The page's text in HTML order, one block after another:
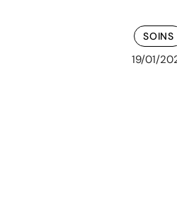
SOINS
19/01/